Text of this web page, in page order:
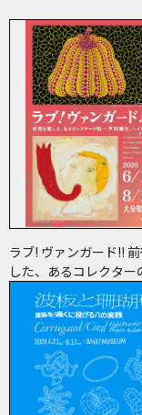
ラブ! ヴァンガード!!
した、あるコレクタ
間彌生、ヘイター and